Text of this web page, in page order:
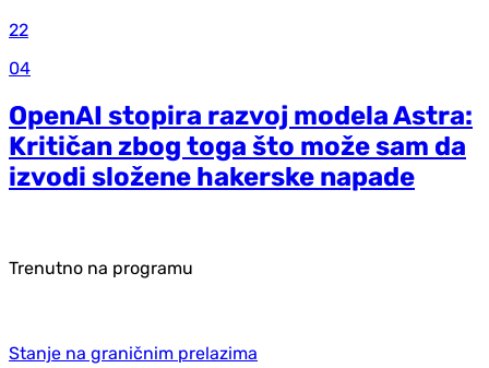
22
04
OpenAI stopira razvoj modela Astra:
Kritičan zbog toga što može sam da
izvodi složene hakerske napade
Trenutno na programu
Stanje na graničnim prelazima